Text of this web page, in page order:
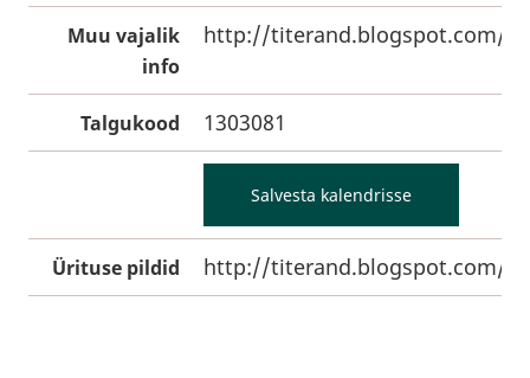
Muu vajalik
info
http://titerand.blogspot.com/
Talgukood 1303081
Salvesta kalendrisse
Ürituse pildid http://titerand.blogspot.com/